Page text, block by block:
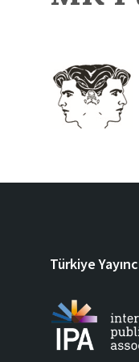
Türkiye